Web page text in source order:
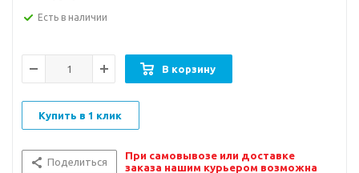
Есть в наличии
В корзину
Купить в 1 клик
Поделиться
При самовывозе или доставке
заказа нашим курьером возможна